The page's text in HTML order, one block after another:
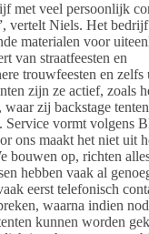
met veel persoonlijk
vertelt Niels. Het
materialen voor
van straatfeesten en
trouwfeesten en zelfs
zijn ze actief, zoals
zij backstage
Service vormt volgens
ons maakt het niet uit
bouwen op, richten
hebben vaak al
eerst telefonisch
waarna indien
kunnen worden